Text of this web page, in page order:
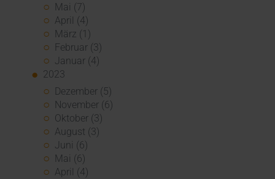
Mai (7)
April (4)
März (1)
Februar (3)
Januar (4)
2023
Dezember (5)
November (6)
Oktober (3)
August (3)
Juni (6)
Mai (6)
April (4)